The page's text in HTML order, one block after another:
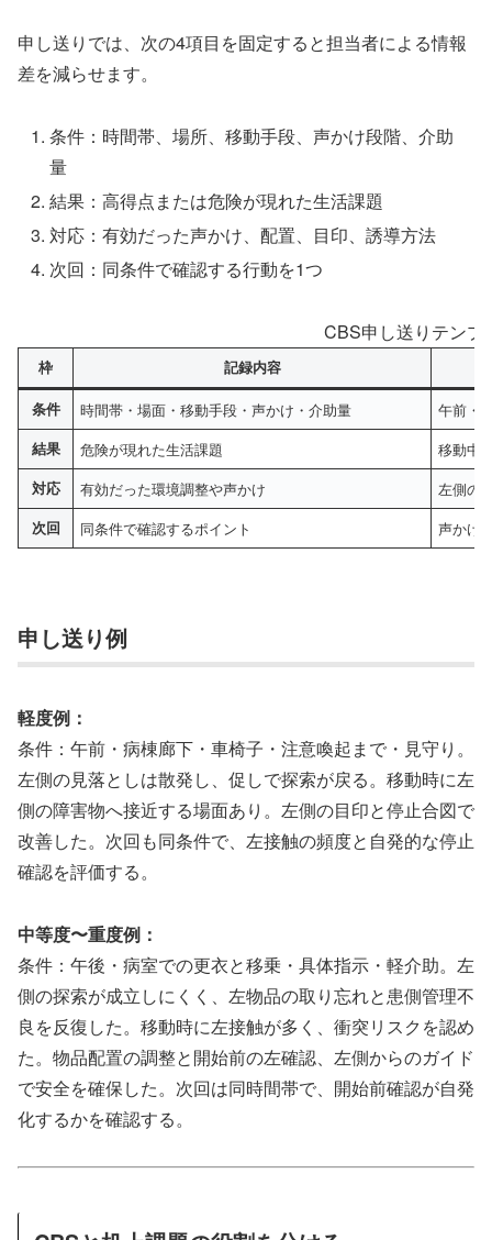
申し送りでは、次の4項目を固定すると担当者による情報
差を減らせます。
条件：時間帯、場所、移動手段、声かけ段階、介助
量
結果：高得点または危険が現れた生活課題
対応：有効だった声かけ、配置、目印、誘導方法
次回：同条件で確認する行動を1つ
CBS申し送りテンプ
枠 記録内容
条件 時間帯・場面・移動手段・声かけ・介助量 午前・
結果 危険が現れた生活課題 移動中
対応 有効だった環境調整や声かけ 左側の
次回 同条件で確認するポイント 声かけ
申し送り例
軽度例：
条件：午前・病棟廊下・車椅子・注意喚起まで・見守り。
左側の見落としは散発し、促しで探索が戻る。移動時に左
側の障害物へ接近する場面あり。左側の目印と停止合図で
改善した。次回も同条件で、左接触の頻度と自発的な停止
確認を評価する。
中等度〜重度例：
条件：午後・病室での更衣と移乗・具体指示・軽介助。左
側の探索が成立しにくく、左物品の取り忘れと患側管理不
良を反復した。移動時に左接触が多く、衝突リスクを認め
た。物品配置の調整と開始前の左確認、左側からのガイド
で安全を確保した。次回は同時間帯で、開始前確認が自発
化するかを確認する。